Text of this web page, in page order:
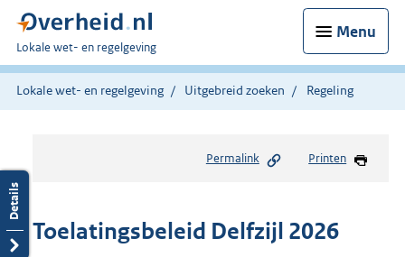
Menu
U
bent
hier:
Lokale wet- en regelgeving
Lokale wet- en regelgeving Uitgebreid zoeken Regeling
Permalink Printen
Toelatingsbeleid Delfzijl 2026